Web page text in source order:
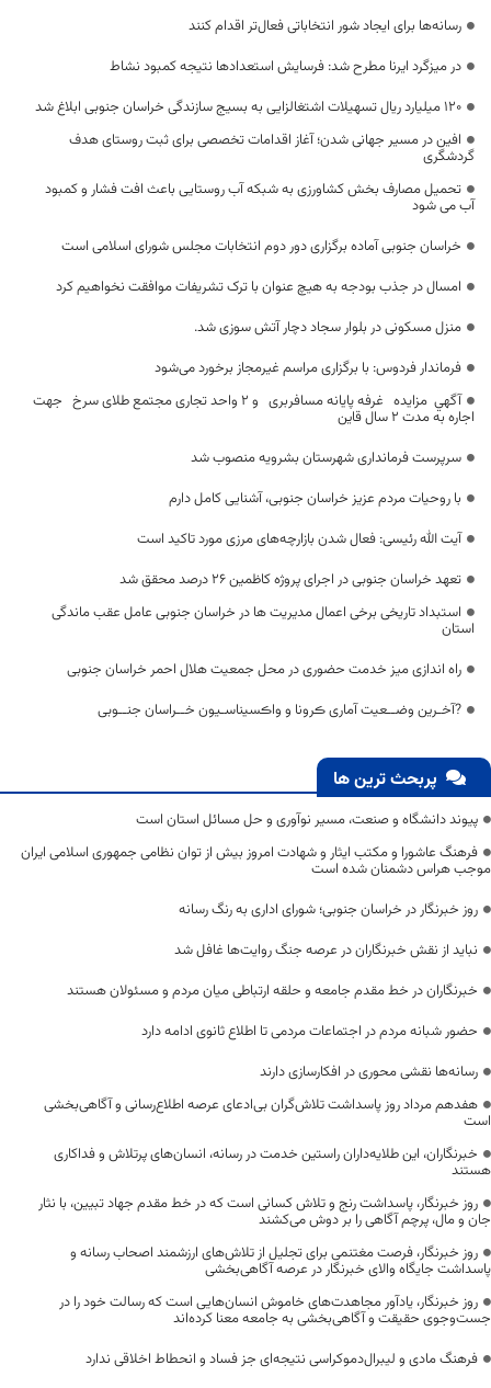
رسانه‌ها برای ایجاد شور انتخاباتی فعال‌تر اقدام کنند
در میزگرد ایرنا مطرح شد: فرسایش استعدادها نتیجه کمبود نشاط
۱۲۰ میلیارد ریال تسهیلات اشتغالزایی به بسیج سازندگی خراسان جنوبی ابلاغ شد
افین در مسیر جهانی شدن؛ آغاز اقدامات تخصصی برای ثبت روستای هدف
گردشگری
تحمیل مصارف بخش کشاورزی به شبکه آب روستایی باعث افت فشار و کمبود
آب می شود
خراسان جنوبی آماده برگزاری دور دوم انتخابات مجلس شورای اسلامی است
امسال در جذب بودجه به هیچ عنوان با ترک تشریفات موافقت نخواهیم کرد
منزل مسکونی در بلوار سجاد دچار آتش سوزی شد.
فرماندار فردوس: با برگزاری مراسم غیرمجاز برخورد می‌شود
آگهي مزایده غرفه پایانه مسافربری و 2 واحد تجاری مجتمع طلای سرخ جهت
اجاره به مدت 2 سال قاین
سرپرست فرمانداری شهرستان بشرویه منصوب شد
با روحیات مردم عزیز خراسان جنوبی، آشنایی کامل دارم
آیت الله رئیسی: فعال شدن بازارچه‌های مرزی مورد تاکید است
تعهد خراسان جنوبی در اجرای پروژه کاظمین ۲۶ درصد محقق شد
استبداد تاریخی برخی اعمال مدیریت ها در خراسان جنوبی عامل عقب ماندگی
استان
راه اندازی میز خدمت حضوری در محل جمعیت هلال احمر خراسان جنوبی
?آخـرین وضــعیت آماری ڪرونا و واڪسیناسـیون خــراسان جنــوبی
پربحث ترین ها
پیوند دانشگاه و صنعت، مسیر نوآوری و حل مسائل استان است
فرهنگ عاشورا و مکتب ایثار و شهادت امروز بیش از توان نظامی جمهوری اسلامی ایران
موجب هراس دشمنان شده است
روز خبرنگار در خراسان جنوبی؛ شورای اداری به رنگ رسانه
نباید از نقش خبرنگاران در عرصه جنگ روایت‌ها غافل شد
خبرنگاران در خط مقدم جامعه و حلقه ارتباطی میان مردم و مسئولان هستند
حضور شبانه مردم در اجتماعات مردمی تا اطلاع ثانوی ادامه دارد
رسانه‌ها نقشی محوری در افکارسازی دارند
هفدهم مرداد روز پاسداشت تلاش‌گران بی‌ادعای عرصه اطلاع‌رسانی و آگاهی‌بخشی
است
خبرنگاران، این طلایه‌داران راستین خدمت در رسانه، انسان‌های پرتلاش و فداکاری
هستند
روز خبرنگار، پاسداشت رنج و تلاش کسانی است که در خط مقدم جهاد تبیین، با نثار
جان و مال، پرچم آگاهی را بر دوش می‌کشند
روز خبرنگار، فرصت مغتنمی برای تجلیل از تلاش‌های ارزشمند اصحاب رسانه و
پاسداشت جایگاه والای خبرنگار در عرصه آگاهی‌بخشی
روز خبرنگار، یادآور مجاهدت‌های خاموش انسان‌هایی است که رسالت خود را در
جست‌وجوی حقیقت و آگاهی‌بخشی به جامعه معنا کرده‌اند
فرهنگ مادی و لیبرال‌دموکراسی نتیجه‌ای جز فساد و انحطاط اخلاقی ندارد